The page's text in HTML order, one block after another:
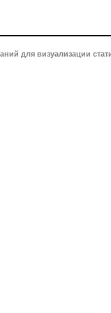
для визуализации